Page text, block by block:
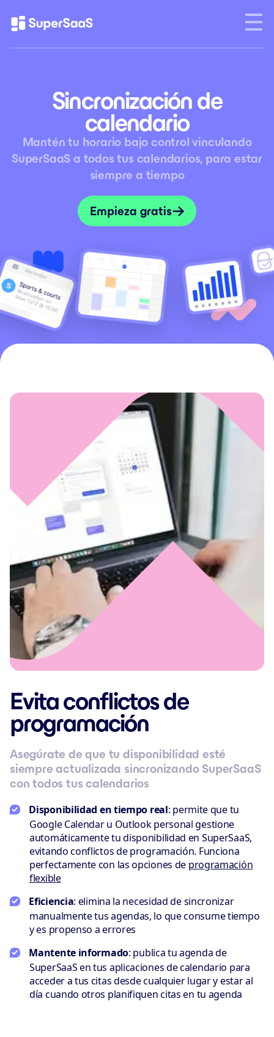
Sincronización de
calendario
Mantén tu horario bajo control vinculando
SuperSaaS a todos tus calendarios, para estar
siempre a tiempo
Empieza gratis
Evita conflictos de
programación
Asegúrate de que tu disponibilidad esté
siempre actualizada sincronizando SuperSaaS
con todos tus calendarios
Disponibilidad en tiempo real: permite que tu
Google Calendar u Outlook personal gestione
automáticamente tu disponibilidad en SuperSaaS,
evitando conflictos de programación. Funciona
perfectamente con las opciones de programación
flexible
Eficiencia: elimina la necesidad de sincronizar
manualmente tus agendas, lo que consume tiempo
y es propenso a errores
Mantente informado: publica tu agenda de
SuperSaaS en tus aplicaciones de calendario para
acceder a tus citas desde cualquier lugar y estar al
día cuando otros planifiquen citas en tu agenda